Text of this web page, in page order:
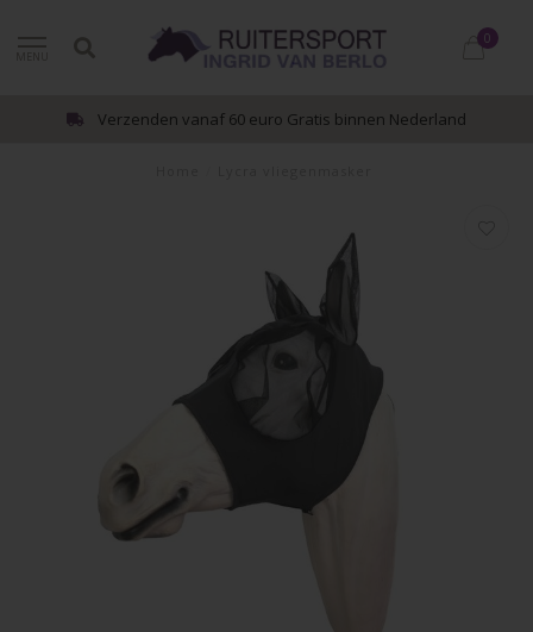
0
Verzenden vanaf 60 euro Gratis binnen Nederland